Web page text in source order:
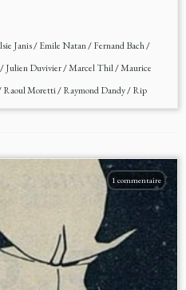
Janis/Emile Natan/Fernand Bach/
/Julien Duvivier/Marcel Thil/Maurice
Raoul Moretti/Raymond Dandy/Rip
1 commentaire